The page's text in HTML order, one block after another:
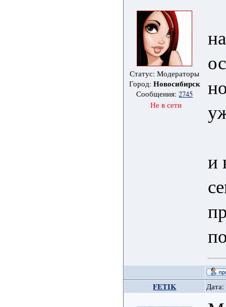
Статус: Модераторы
Город: Новосибирск
Сообщения:2745
Не в сети
и
FETIK